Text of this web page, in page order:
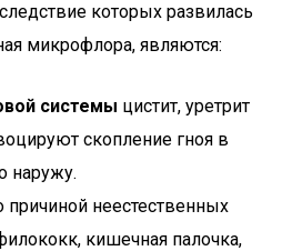
которых развилась
микрофлора, являются:
системы цистит, уретрит
скопление гноя в
наружу.
причиной неестественных
кишечная палочка,